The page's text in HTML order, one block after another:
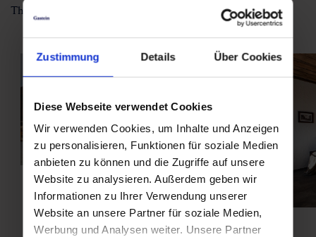
Zustimmung Details Über Cookies
Diese Webseite verwendet Cookies
Wir verwenden Cookies, um Inhalte und Anzeigen
zu personalisieren, Funktionen für soziale Medien
anbieten zu können und die Zugriffe auf unsere
Website zu analysieren. Außerdem geben wir
Informationen zu Ihrer Verwendung unserer
Website an unsere Partner für soziale Medien,
Werbung und Analysen weiter. Unsere Partner
The return route follows the same path.